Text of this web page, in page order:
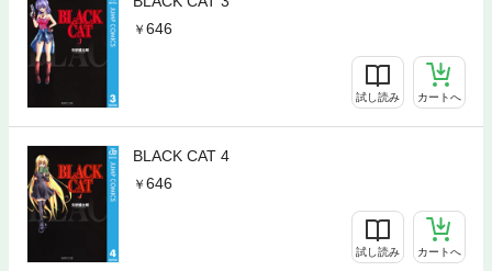
646
試し読み カートへ
BLACK CAT 4
646
試し読み カートへ